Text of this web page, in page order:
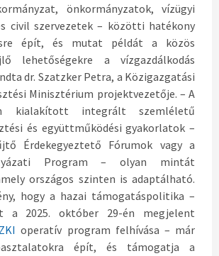
önkormányzatok, vízügyi
civil szervezetek – közötti hatékony
épít, és mutat példát a közös
lehetőségekre a vízgazdálkodás
dr. Szatzker Petra, a Közigazgatási
Minisztérium projektvezetője. – A
kialakított integrált szemléletű
és együttműködési gyakorlatok –
Érdekegyeztető Fórumok vagy a
Program – olyan mintát
országos szinten is adaptálható.
hogy a hazai támogatáspolitika –
a 2025. október 29-én megjelent
operatív program felhívása – már
épít, és támogatja a